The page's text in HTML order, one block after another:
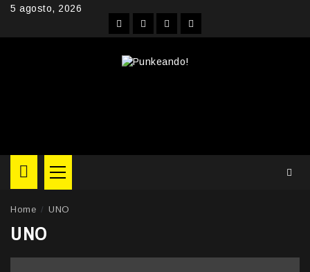
Skip5 agosto, 2026
FacebookInstagram
YouTubeTwitter
Primary
Menu
Home UNO
UNO